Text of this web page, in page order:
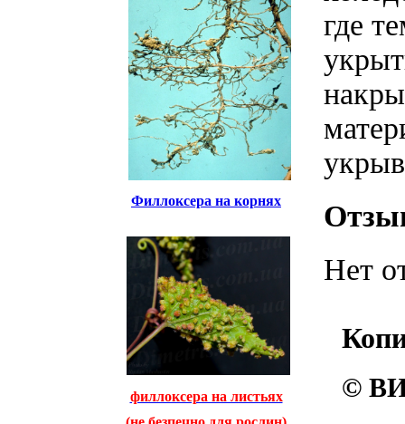
Филлоксера на корнях
филлоксера на листьях
где
Нет
©